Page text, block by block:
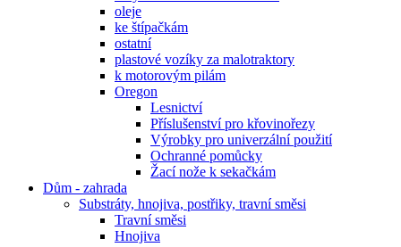
oleje
ke štípačkám
ostatní
plastové vozíky za malotraktory
k motorovým pilám
Oregon
Lesnictví
Příslušenství pro křovinořezy
Výrobky pro univerzální použití
Ochranné pomůcky
Žací nože k sekačkám
Dům - zahrada
Substráty, hnojiva, postřiky, travní směsi
Travní směsi
Hnojiva